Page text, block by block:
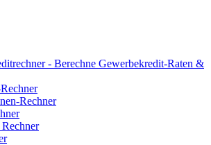
- Berechne Gewerbekredit-Raten &
Rechner